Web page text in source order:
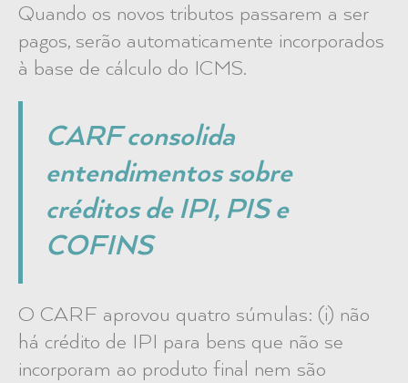
Quando os novos tributos passarem a ser
pagos, serão automaticamente incorporados
à base de cálculo do ICMS.
CARF consolida
entendimentos sobre
créditos de IPI, PIS e
COFINS
O CARF aprovou quatro súmulas: (i) não
há crédito de IPI para bens que não se
incorporam ao produto final nem são